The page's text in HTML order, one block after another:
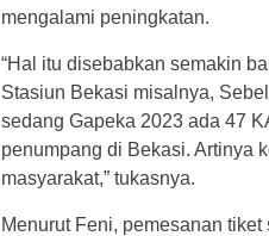
mengalami peningkatan.
“Hal itu disebabkan semakin
Stasiun Bekasi misalnya,
sedang Gapeka 2023 ada 47
penumpang di Bekasi. Artinya
masyarakat,” tukasnya.
Menurut Feni, pemesanan